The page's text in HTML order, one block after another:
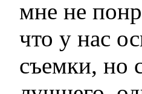
мне не
что у нас
съемки, но